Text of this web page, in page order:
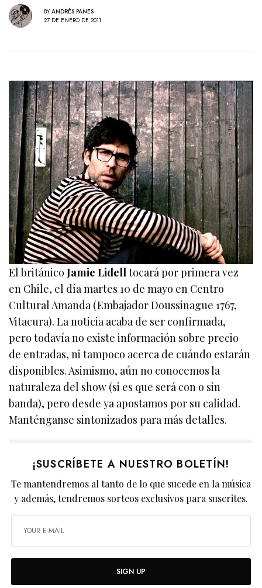
BY ANDRÉS PANES
27 DE ENERO DE 2011
El británicoJamie Lidelltocará por primera vez
en Chile, el día martes 10 de mayo en Centro
Cultural Amanda (Embajador Doussinague 1767,
Vitacura). La noticia acaba de ser confirmada,
pero todavía no existe información sobre precio
de entradas, ni tampoco acerca de cuándo estarán
disponibles. Asimismo, aún no conocemos la
naturaleza del show (si es que será con o sin
banda), pero desde ya apostamos por su calidad.
Manténganse sintonizados para más detalles.
¡SUSCRÍBETE A NUESTRO BOLETÍN!
Te mantendremos al tanto de lo que sucede en la música
y además, tendremos sorteos exclusivos para suscrites.
SIGN UP